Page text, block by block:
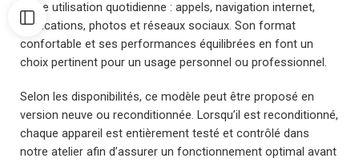
à une utilisation quotidienne : appels, navigation internet,
applications, photos et réseaux sociaux. Son format
confortable et ses performances équilibrées en font un
choix pertinent pour un usage personnel ou professionnel.
Selon les disponibilités, ce modèle peut être proposé en
version neuve ou reconditionnée. Lorsqu’il est reconditionné,
chaque appareil est entièrement testé et contrôlé dans
notre atelier afin d’assurer un fonctionnement optimal avant